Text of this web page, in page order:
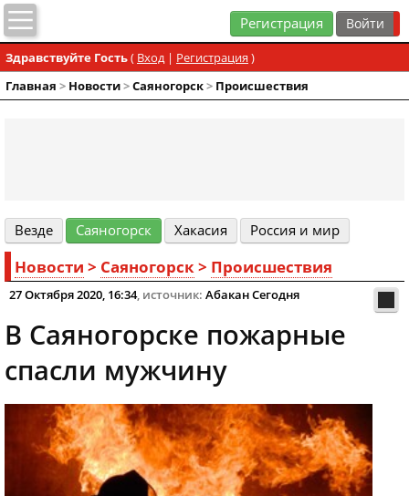
Регистрация
Здравствуйте Гость( Вход| Регистрация )
Главная > Новости>Cаяногорск> Происшествия
Везде Cаяногорск Хакасия Россия и мир
Новости > Cаяногорск> Происшествия
27 Октября 2020, 16:34, источник: Абакан Сегодня
В Саяногорске пожарные
спасли мужчину